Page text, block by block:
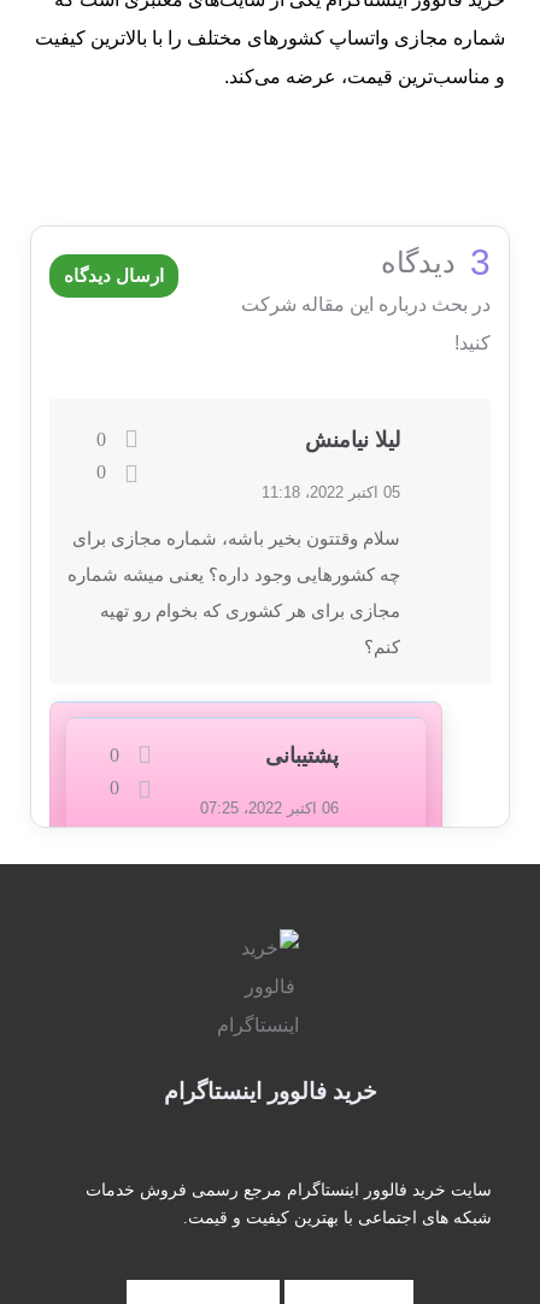
شماره مجازی واتساپ کشورهای مختلف را با بالاترین کیفیت
و مناسب‌ترین قیمت، عرضه می‌کند.
3 دیدگاه
در بحث درباره این مقاله شرکت
کنید!
ارسال دیدگاه
0
0
لیلا نیامنش
05 اکتبر 2022، 11:18
سلام وقتتون بخیر باشه، شماره مجازی برای
چه کشورهایی وجود داره؟ یعنی میشه شماره
مجازی برای هر کشوری که بخوام رو تهیه
کنم؟
0
0
پشتیبانی
06 اکتبر 2022، 07:25
شماره هایی از کشور های
آلمان،آمریکا،کانادا و….دارد که
میتوانید با توجه به نیاز خود هر یک
از آنها را بخرید
25 فوریه 2023، 23:22
خرید فالوور اینستاگرام
سایت خرید فالوور اینستاگرام مرجع رسمی فروش خدمات
شبکه های اجتماعی با بهترین کیفیت و قیمت.